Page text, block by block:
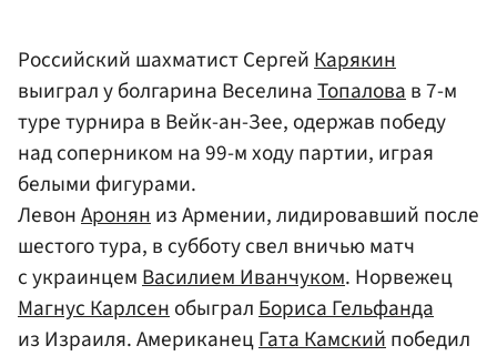
Российский шахматист СергейКарякин
выиграл у болгарина ВеселинаТопаловав 7-м
туре турнира в Вейк-ан-Зее, одержав победу
над соперником на 99-м ходу партии, играя
белыми фигурами.
ЛевонАроняниз Армении, лидировавший после
шестого тура, в субботу свел вничью матч
с украинцемВасилием Иванчуком. Норвежец
Магнус КарлсенобыгралБориса Гельфанда
из Израиля. АмериканецГата Камскийпобедил